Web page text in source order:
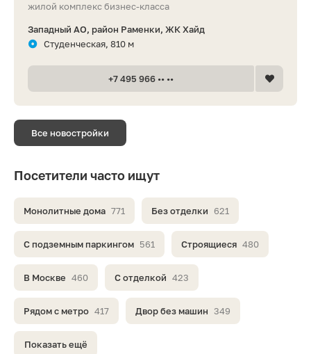
жилой комплекс бизнес-класса
Западный АО, район Раменки, ЖК Хайд
Студенческая, 810 м
+7 495 966 •• ••
Все новостройки
Посетители часто ищут
Монолитные дома 771 Без отделки 621
С подземным паркингом 561 Строящиеся 480
В Москве 460 С отделкой 423
Рядом с метро 417 Двор без машин 349
Показать ещё